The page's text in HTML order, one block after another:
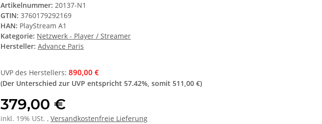
Artikelnummer: 20137-N1
GTIN: 3760179292169
HAN: PlayStream A1
Kategorie: Netzwerk - Player / Streamer
Hersteller: Advance Paris
UVP des Herstellers: 890,00 €
(Der Unterschied zur UVP entspricht 57.42%, somit 511,00 €)
379,00 €
inkl. 19% USt. , Versandkostenfreie Lieferung